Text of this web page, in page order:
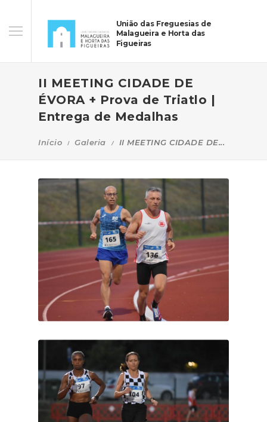
União das Freguesias de
Malagueira e Horta das
Figueiras
II MEETING CIDADE DE
ÉVORA + Prova de Triatlo |
Entrega de Medalhas
Início Galeria II MEETING CIDADE DE...